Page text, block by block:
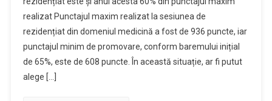
realizat Punctajul maxim realizat la sesiunea de
rezidențiat din domeniul medicină a fost de 936 puncte, iar
punctajul minim de promovare, conform baremului inițial
de 65%, este de 608 puncte. În această situație, ar fi putut
alege […]